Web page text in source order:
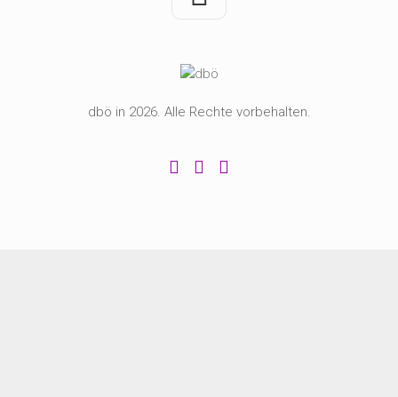
dbö in 2026. Alle Rechte vorbehalten.